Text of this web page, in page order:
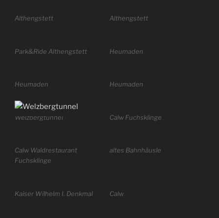
Althengstett Althengstett
Park&Ride Althengstett Heumaden
Heumaden Heumaden
Welzbergtunnel Calw Fuchsklinge
Calw Waldrestaurant
Fuchsklinge
altes Bahnhäusle
Kaiser Wilhelm I. Denkmal Calw